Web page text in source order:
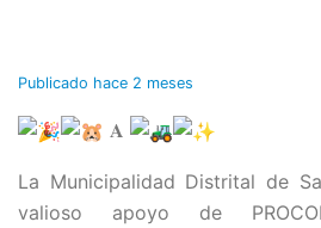
Publicado hace 2 meses
𝐀
La Municipalidad Distrital de
valioso apoyo de